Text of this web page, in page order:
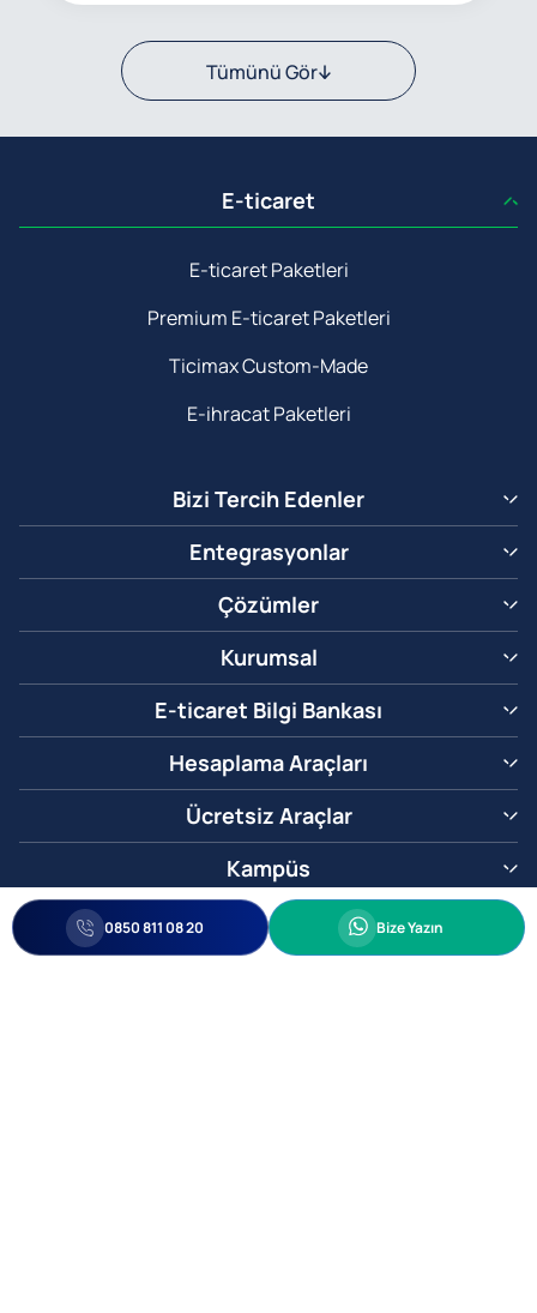
Tümünü Gör
E-ticaret
E-ticaret Paketleri
Premium E-ticaret Paketleri
Ticimax Custom-Made
E-ihracat Paketleri
Bizi Tercih Edenler
Entegrasyonlar
Çözümler
Kurumsal
E-ticaret Bilgi Bankası
Hesaplama Araçları
Ücretsiz Araçlar
Kampüs
0850 811 08 20 Whatsapp
Bize Yazın
0850 811 08 20